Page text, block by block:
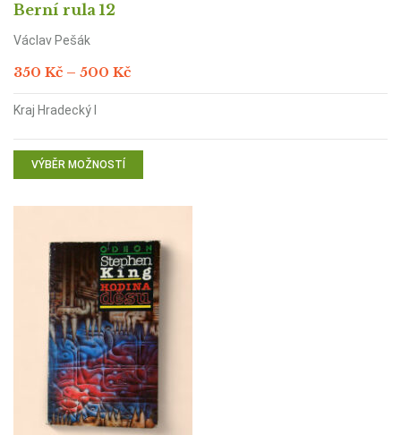
Berní rula 12
Václav Pešák
350 Kč – 500 KčRozpětí
350 Kč
Kraj Hradecký I
VÝBĚR MOŽNOSTÍ